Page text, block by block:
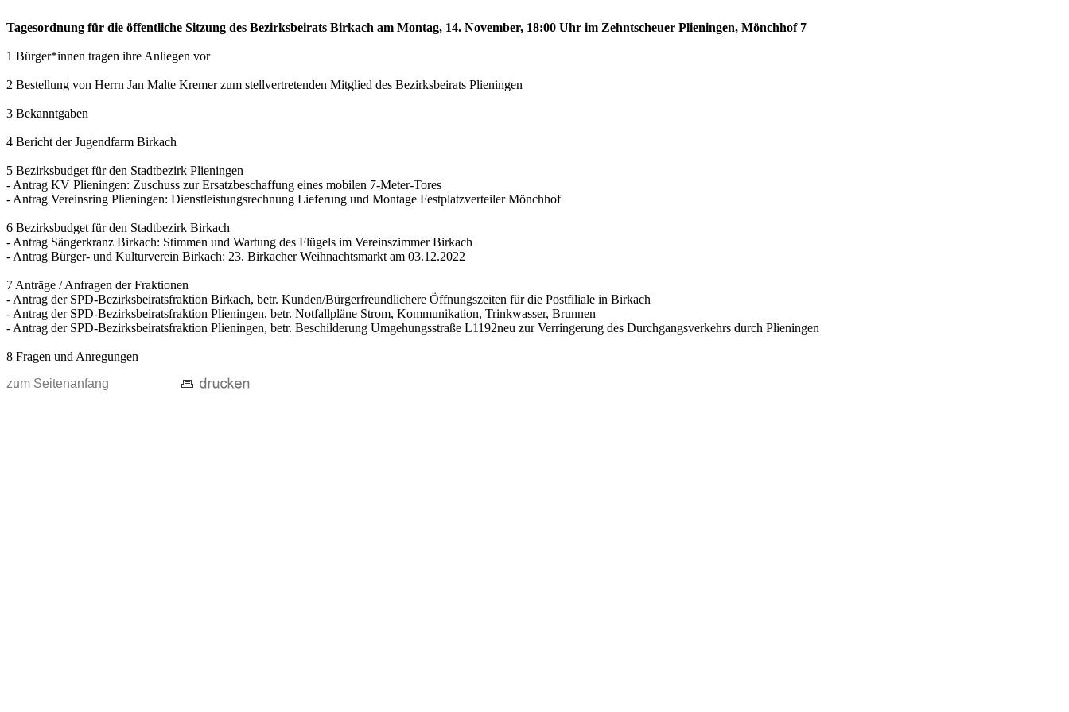
Tagesordnung für die öffentliche Sitzung des Bezirksbeirats Birkach am Montag, 14. November, 18:00 Uhr im Zehntscheuer Plieningen, Mönchhof 7
1 Bürger*innen tragen ihre Anliegen vor
2 Bestellung von Herrn Jan Malte Kremer zum stellvertretenden Mitglied des Bezirksbeirats Plieningen
3 Bekanntgaben
4 Bericht der Jugendfarm Birkach
5 Bezirksbudget für den Stadtbezirk Plieningen
- Antrag KV Plieningen: Zuschuss zur Ersatzbeschaffung eines mobilen 7-Meter-Tores
- Antrag Vereinsring Plieningen: Dienstleistungsrechnung Lieferung und Montage Festplatzverteiler Mönchhof
6 Bezirksbudget für den Stadtbezirk Birkach
- Antrag Sängerkranz Birkach: Stimmen und Wartung des Flügels im Vereinszimmer Birkach
- Antrag Bürger- und Kulturverein Birkach: 23. Birkacher Weihnachtsmarkt am 03.12.2022
7 Anträge / Anfragen der Fraktionen
- Antrag der SPD-Bezirksbeiratsfraktion Birkach, betr. Kunden/Bürgerfreundlichere Öffnungszeiten für die Postfiliale in Birkach
- Antrag der SPD-Bezirksbeiratsfraktion Plieningen, betr. Notfallpläne Strom, Kommunikation, Trinkwasser, Brunnen
- Antrag der SPD-Bezirksbeiratsfraktion Plieningen, betr. Beschilderung Umgehungsstraße L1192neu zur Verringerung des Durchgangsverkehrs durch Plieningen
8 Fragen und Anregungen
zum Seitenanfang